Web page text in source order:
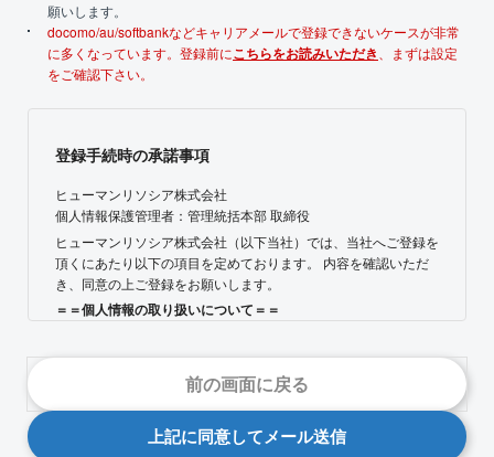
願いします。
docomo/au/softbankなどキャリアメールで登録できないケースが非常
に多くなっています。登録前にこちらをお読みいただき
、まずは設定
をご確認下さい。
登録手続時の承諾事項
ヒューマンリソシア株式会社
個人情報保護管理者：管理統括本部 取締役
ヒューマンリソシア株式会社（以下当社）では、当社へご登録を
頂くにあたり以下の項目を定めております。 内容を確認いただ
き、同意の上ご登録をお願いします。
＝＝個人情報の取り扱いについて＝＝
【1】人材紹介サービス提供にあたって、以下に関する業務での
キャリアカウンセリングやその他ご相談に関す
る面談の日時設定に関するご連絡
前の画面に戻る
上記に同意してメール送信